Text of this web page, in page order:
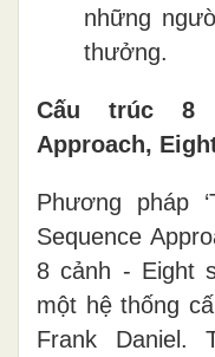
những
thưởng.
Cấu trúc 8
Approach,
Phương pháp
Sequence
8 cảnh - Eight
một hệ thống
Frank Daniel.